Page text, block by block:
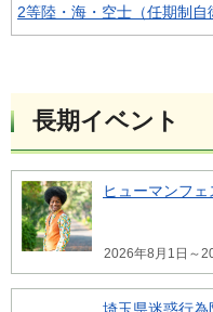
2等陸・海・空士（任期制自
長期イベント
ヒューマンフ
2026年8月1日～